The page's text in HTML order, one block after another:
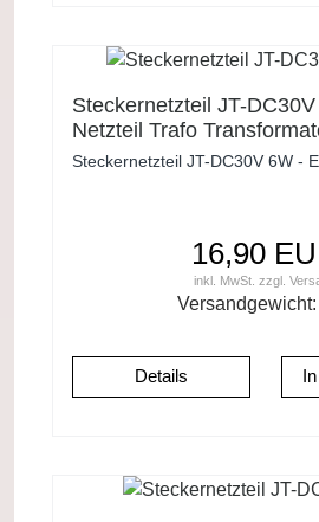
Steckernetzteil JT-
Netzteil Trafo
Steckernetzteil JT-DC30V 6W -
16,90
inkl. MwSt. zzgl.
Versandgewicht:
Details